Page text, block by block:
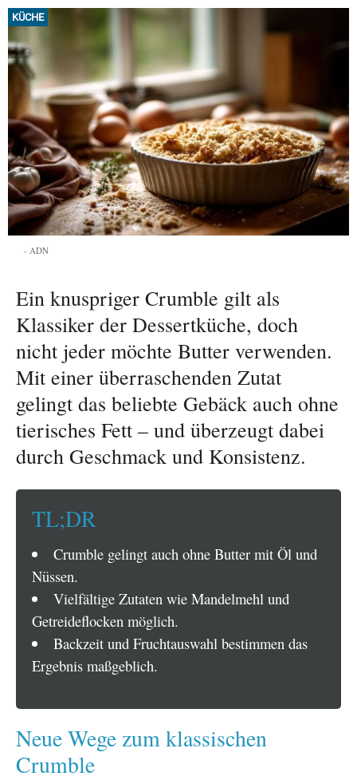
KÜCHE
ADN
Ein knuspriger Crumble gilt als
Klassiker der Dessertküche, doch
nicht jeder möchte Butter verwenden.
Mit einer überraschenden Zutat
gelingt das beliebte Gebäck auch ohne
tierisches Fett – und überzeugt dabei
durch Geschmack und Konsistenz.
TL;DR
Crumble gelingt auch ohne Butter mit Öl und
Nüssen.
Vielfältige Zutaten wie Mandelmehl und
Getreideflocken möglich.
Backzeit und Fruchtauswahl bestimmen das
Ergebnis maßgeblich.
Neue Wege zum klassischen
Crumble